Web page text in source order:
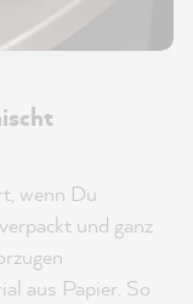
wenn Du
und ganz
aus Papier. So